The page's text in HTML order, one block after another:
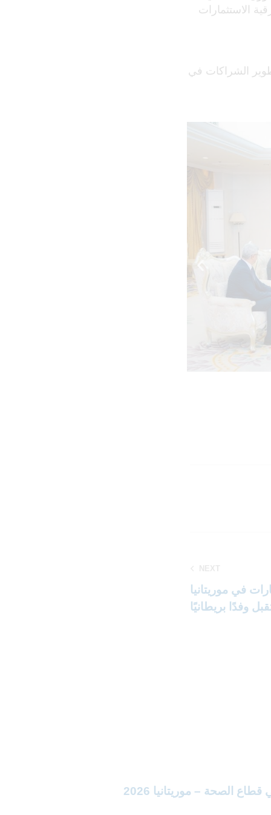
الاستثمارات
الشراكات في
في موريتانيا
وفدًا بريطانيًا
الصحة – موريتانيا 2026